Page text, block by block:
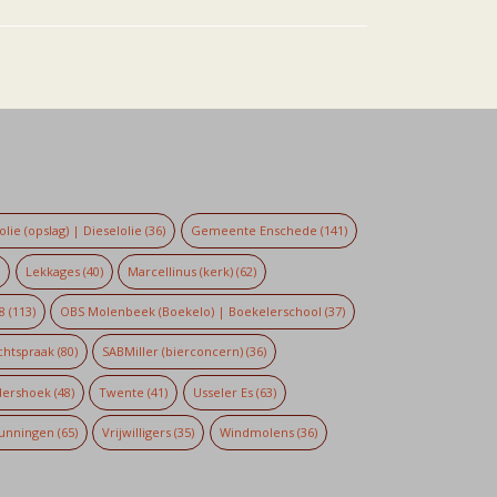
(opslag) | Dieselolie (36) Gemeente Enschede (141)
Lekkages(40) Marcellinus (kerk) (62)
(113) OBS Molenbeek (Boekelo) | Boekelerschool (37)
(80) SABMiller (bierconcern) (36)
(48) Twente (41) Usseler Es(63)
(65) Vrijwilligers (35) Windmolens(36)